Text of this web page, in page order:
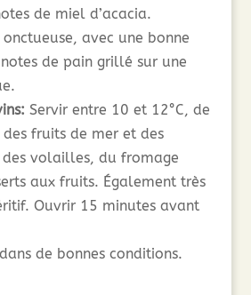
de miel d’acacia.
avec une bonne
de pain grillé sur une
Servir entre 10 et 12°C, de
fruits de mer et des
des volailles, du fromage
aux fruits. Également très
Ouvrir 15 minutes avant
de bonnes conditions.